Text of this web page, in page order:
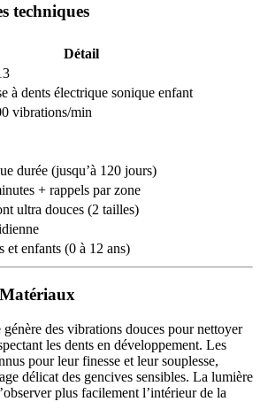
techniques
Détail
à dents électrique sonique enfant
vibrations/min
durée (jusqu’à 120 jours)
+ rappels par zone
ultra douces (2 tailles)
et enfants (0 à 12 ans)
des vibrations douces pour nettoyer
les dents en développement. Les
pour leur finesse et leur souplesse,
délicat des gencives sensibles. La lumière
plus facilement l’intérieur de la